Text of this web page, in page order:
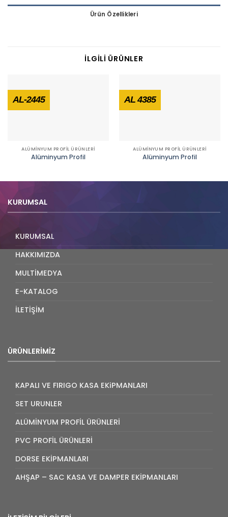
Ürün Özellikleri
İLGILI ÜRÜNLER
AL-2445
ALÜMİNYUM PROFİL ÜRÜNLERİ
Alüminyum Profil
AL 4385
ALÜMİNYUM PROFİL ÜRÜNLERİ
Alüminyum Profil
KURUMSAL
KURUMSAL
HAKKIMIZDA
MULTİMEDYA
E-KATALOG
İLETİŞİM
ÜRÜNLERIMIZ
KAPALI VE FIRIGO KASA EKiPMANLARI
SET URUNLER
ALÜMİNYUM PROFİL ÜRÜNLERİ
PVC PROFİL ÜRÜNLERİ
DORSE EKİPMANLARI
AHŞAP – SAC KASA VE DAMPER EKİPMANLARI